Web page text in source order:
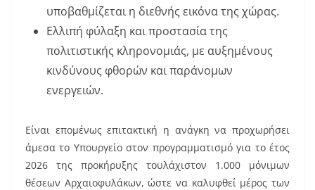
υποβαθμίζεται η διεθνής εικόνα της χώρας.
Ελλιπή φύλαξη και προστασία της
πολιτιστικής κληρονομιάς, με αυξημένους
κινδύνους φθορών και παράνομων
ενεργειών.
Είναι επομένως επιτακτική η ανάγκη να προχωρήσει
άμεσα το Υπουργείο στον προγραμματισμό για το έτος
2026 της προκήρυξης τουλάχιστον 1.000 μόνιμων
θέσεων Αρχαιοφυλάκων, ώστε να καλυφθεί μέρος των